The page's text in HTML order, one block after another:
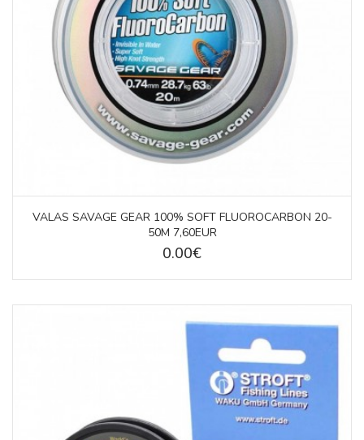
VALAS SAVAGE GEAR 100% SOFT FLUOROCARBON 20-
50M 7,60EUR
0.00€